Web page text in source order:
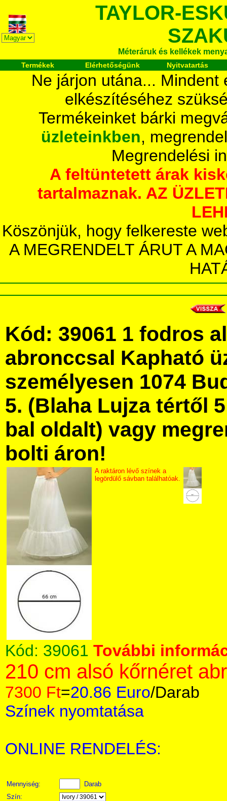
TAYLOR-
Méteráruk és kellékek
Termékek Elérhetőségünk Nyitvatartás
Ne járjon utána...
elkészítéséhez
Termékeinket bárki
üzleteinkben,
Megrendelési
A feltüntetett árak
tartalmaznak. AZ
Köszönjük, hogy felkereste
A MEGRENDELT ÁRUT A
Kód: 39061 1 fodros
abronccsal Kapható
személyesen 1074
5. (Blaha Lujza tértől
bal oldalt) vagy
bolti áron!
A raktáron lévő színek a
legördülő sávban találhatóak.
Kód: 39061 További
210 cm alsó kőrnéret
7300 Ft=20.86 Euro/Darab
Színek nyomtatása
ONLINE RENDELÉS:
Mennyiség:
Darab
Szín: